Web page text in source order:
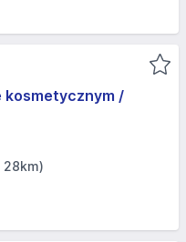
kosmetycznym /
28km)